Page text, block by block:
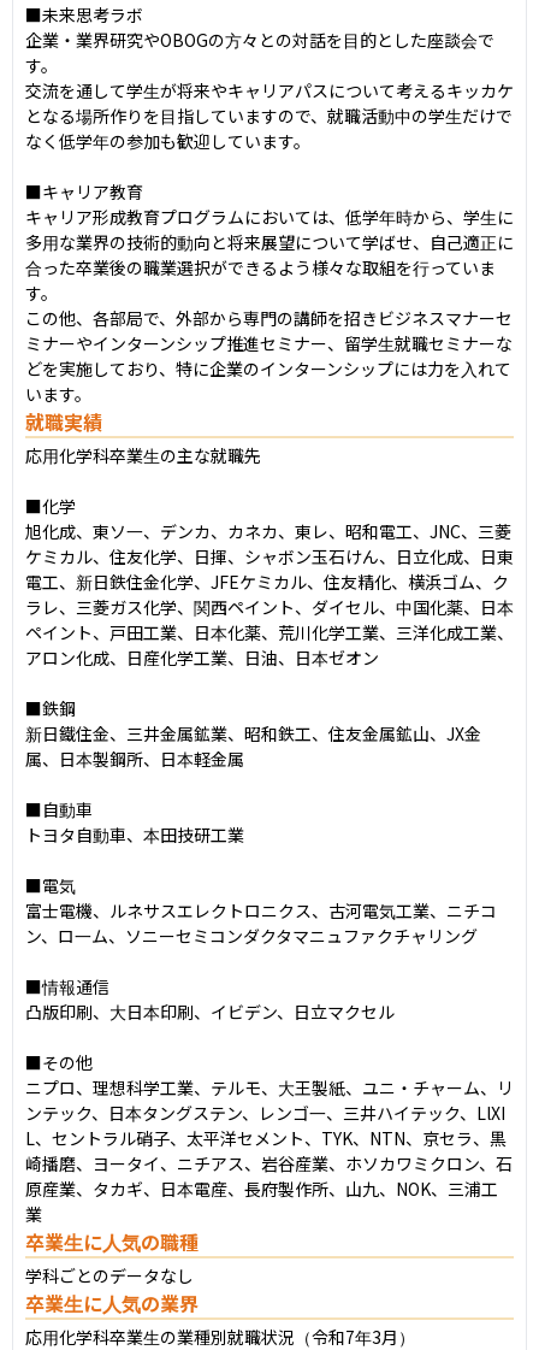
■未来思考ラボ
企業・業界研究やOBOGの方々との対話を目的とした座談会で
す。
交流を通して学生が将来やキャリアパスについて考えるキッカケ
となる場所作りを目指していますので、就職活動中の学生だけで
なく低学年の参加も歓迎しています。
■キャリア教育
キャリア形成教育プログラムにおいては、低学年時から、学生に
多用な業界の技術的動向と将来展望について学ばせ、自己適正に
合った卒業後の職業選択ができるよう様々な取組を行っていま
す。
この他、各部局で、外部から専門の講師を招きビジネスマナーセ
ミナーやインターンシップ推進セミナー、留学生就職セミナーな
どを実施しており、特に企業のインターンシップには力を入れて
います。
就職実績
応用化学科卒業生の主な就職先
■化学
旭化成、東ソ一、デンカ、カネカ、東レ、昭和電工、JNC、三菱
ケミカル、住友化学、日揮、シャボン玉石けん、日立化成、日東
電工、新日鉄住金化学、JFEケミカル、住友精化、横浜ゴム、ク
ラレ、三菱ガス化学、関西ペイント、ダイセル、中国化薬、日本
ペイント、戸田工業、日本化薬、荒川化学工業、三洋化成工業、
アロン化成、日産化学工業、日油、日本ゼオン
■鉄鋼
新日鐵住金、三井金属鉱業、昭和鉄工、住友金属鉱山、JX金
属、日本製鋼所、日本軽金属
■自動車
トヨタ自動車、本田技研工業
■電気
富士電機、ルネサスエレクトロニクス、古河電気工業、ニチコ
ン、ロ一ム、ソニーセミコンダクタマニュファクチャリング
■情報通信
凸版印刷、大日本印刷、イビデン、日立マクセル
■その他
ニプロ、理想科学工業、テルモ、大王製紙、ユニ・チャーム、リ
ンテック、日本タングステン、レンゴ一、三井ハイテック、LlXI
L、セントラル硝子、太平洋セメント、TYK、NTN、京セラ、黒
崎播磨、ヨータイ、ニチアス、岩谷産業、ホソカワミクロン、石
原産業、タカギ、日本電産、長府製作所、山九、NOK、三浦工
業
卒業生に人気の職種
学科ごとのデータなし
卒業生に人気の業界
応用化学科卒業生の業種別就職状況（令和7年3月）